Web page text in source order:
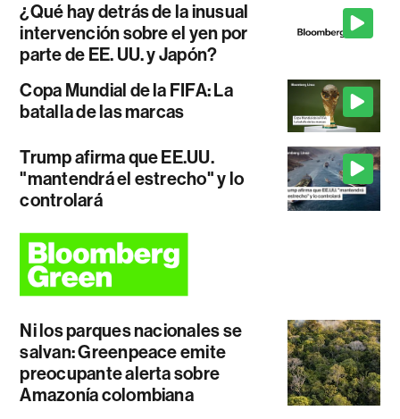
¿Qué hay detrás de la inusual
intervención sobre el yen por
parte de EE. UU. y Japón?
Copa Mundial de la FIFA: La
batalla de las marcas
Trump afirma que EE.UU.
"mantendrá el estrecho" y lo
controlará
Ni los parques nacionales se
salvan: Greenpeace emite
preocupante alerta sobre
Amazonía colombiana